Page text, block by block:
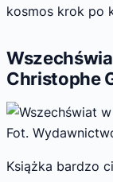
kosmos krok po
Christophe
Fot.
Książka bardzo